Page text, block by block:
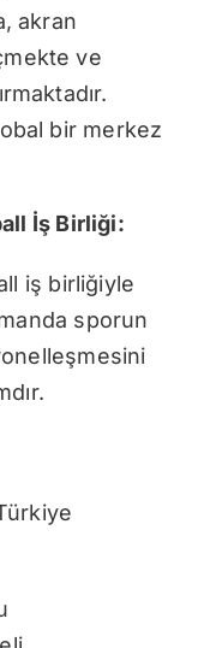
akran
ve
bir merkez
İş Birliği:
iş birliğiyle
sporun